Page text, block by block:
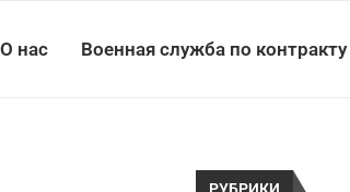
О нас Военная служба по контракту